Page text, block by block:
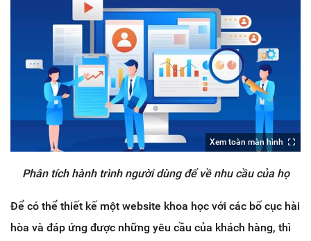
Xem toàn màn hình
Phân tích hành trình người dùng để về nhu cầu của họ
Để có thể thiết kế một website khoa học với các bố cục hài
hòa và đáp ứng được những yêu cầu của khách hàng, thì